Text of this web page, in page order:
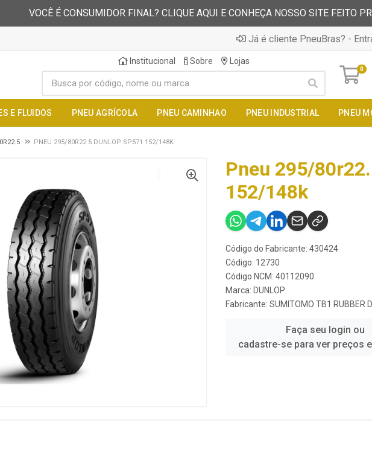
VOCÊ É CONSUMIDOR FINAL? CLIQUE AQUI E CONHEÇA NOSSO SITE FEITO
Já é cliente PneuBras? -
Institucional Sobre Lojas
0
E FLUIDOS PNEU AGRÍCOLA PNEU CAMINHAO PNEU INDUSTRIAL PNEU
PNEU 295/80R22.5 DUNLOP SP571 152/148K
Pneu 295/
152/148k
Código do Fabricante: 430424
Código: 12730
Código NCM: 40112090
Marca: DUNLOP
Fabricante: SUMITOMO TB1 RUBBER
Faça seu login ou
cadastre-se para ver preços